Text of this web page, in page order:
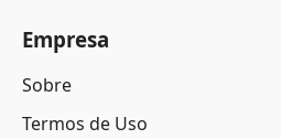
Empresa
Sobre
Termos de Uso